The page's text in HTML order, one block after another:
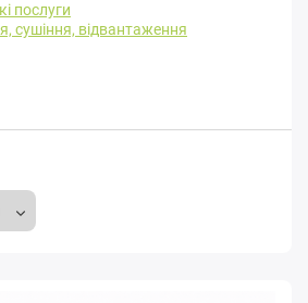
послуги
сушіння, відвантаження